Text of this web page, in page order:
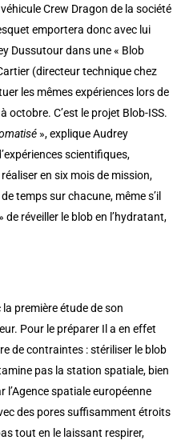
Crew Dragon de la société
emportera donc avec lui
Dussutour dans une « Blob
(directeur technique chez
les mêmes expériences lors de
octobre. C’est le projet Blob-ISS.
», explique Audrey
scientifiques,
en six mois de mission,
temps sur chacune, même s’il
» de réveiller le blob en l’hydratant,
première étude de son
Pour le préparer Il a en effet
de contraintes : stériliser le blob
pas la station spatiale, bien
l’Agence spatiale européenne
des pores suffisamment étroits
tout en le laissant respirer,